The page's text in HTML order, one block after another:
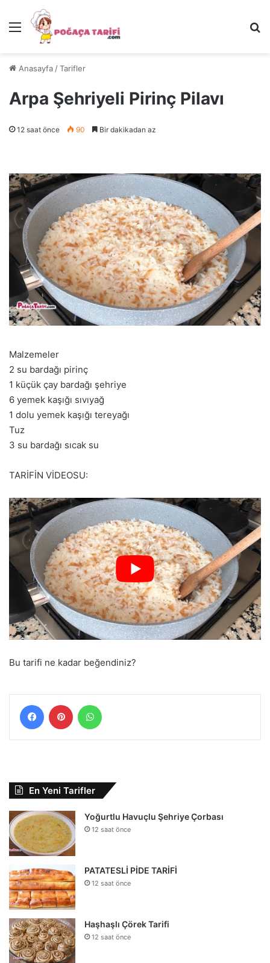
Menü
Anasayfa /Tarifler
Arpa Şehriyeli Pirinç Pilavı
12 saat önce 90 Bir dakikadan az
Malzemeler
2 su bardağı pirinç
1 küçük çay bardağı şehriye
6 yemek kaşığı sıvıyağ
1 dolu yemek kaşığı tereyağı
Tuz
3 su bardağı sıcak su
TARİFİN VİDEOSU:
Bu tarifi ne kadar beğendiniz?
FacebookPinterest
En Yeni Tarifler
Yoğurtlu Havuçlu Şehriye Çorbası
12 saat önce
PATATESLİ PİDE TARİFİ
12 saat önce
Haşhaşlı Çörek Tarifi
12 saat önce